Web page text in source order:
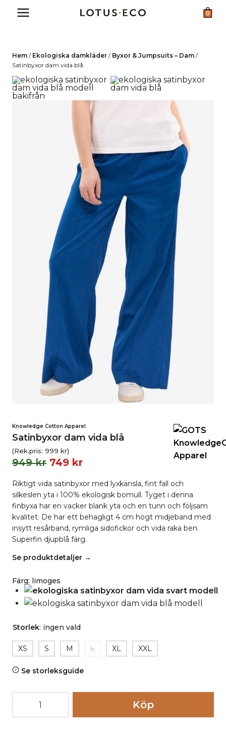
0
Hem / Ekologiska damkläder / Byxor & Jumpsuits – Dam /
Satinbyxor dam vida blå
Knowledge Cotton Apparel
Satinbyxor dam vida blå
(Rek.pris: 999 kr)
949kr 749 kr
Riktigt vida satinbyxor med lyxkänsla, fint fall och
silkeslen yta i 100% ekologisk bomull. Tyget i denna
finbyxa har en vacker blank yta och en tunn och följsam
kvalitet. De har ett behagligt 4 cm högt midjeband med
insytt resårband, rymliga sidofickor och vida raka ben.
Superfin djupblå färg.
Se produktdetaljer →
Färg: limoges
Storlek: ingen vald
XS S M L XL XXL
Se storleksguide
Köp